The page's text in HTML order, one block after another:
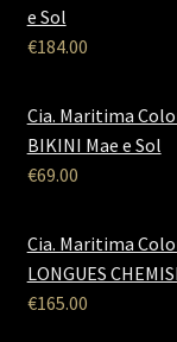
e Sol
€184.00
Cia. Maritima
BIKINI Mae e Sol
€69.00
Cia. Maritima
LONGUES
€165.00